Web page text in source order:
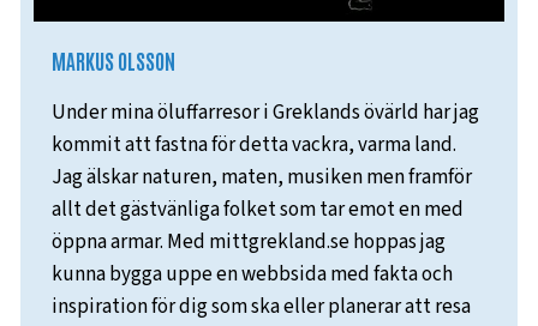
MARKUS OLSSON
Under mina öluffarresor i Greklands övärld har jag
kommit att fastna för detta vackra, varma land.
Jag älskar naturen, maten, musiken men framför
allt det gästvänliga folket som tar emot en med
öppna armar. Med mittgrekland.se hoppas jag
kunna bygga uppe en webbsida med fakta och
inspiration för dig som ska eller planerar att resa